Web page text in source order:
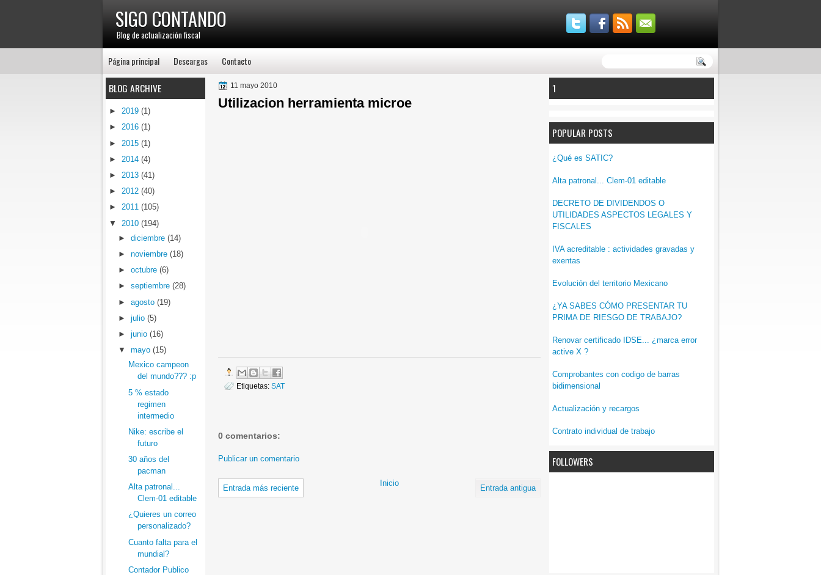
SIGO CONTANDO
Blog de actualización fiscal
Página principal Descargas Contacto
1
POPULAR POSTS
¿Qué es SATIC?
Alta patronal... Clem-01 editable
DECRETO DE DIVIDENDOS O
UTILIDADES ASPECTOS LEGALES Y
FISCALES
IVA acreditable : actividades gravadas y
exentas
Evolución del territorio Mexicano
¿YA SABES CÓMO PRESENTAR TU
PRIMA DE RIESGO DE TRABAJO?
Renovar certificado IDSE... ¿marca error
active X ?
Comprobantes con codigo de barras
bidimensional
Actualización y recargos
Contrato individual de trabajo
FOLLOWERS
11 mayo 2010
Utilizacion herramienta microe
Etiquetas: SAT
0 comentarios:
Publicar un comentario
Entrada más reciente Entrada antigua
Inicio
BLOG ARCHIVE
► 2019 (1)
► 2016 (1)
► 2015 (1)
► 2014 (4)
► 2013 (41)
► 2012 (40)
► 2011 (105)
▼ 2010 (194)
►diciembre(14)
►noviembre(18)
►octubre(6)
►septiembre(28)
►agosto(19)
►julio(5)
►junio(16)
▼mayo(15)
Mexico campeon
del mundo??? :p
5 % estado
regimen
intermedio
Nike: escribe el
futuro
30 años del
pacman
Alta patronal...
Clem-01 editable
¿Quieres un correo
personalizado?
Cuanto falta para el
mundial?
Contador Publico